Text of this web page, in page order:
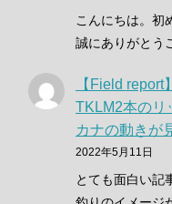
こんにちは。初
誠にありがとう
【Field
TKLM2本のリ
カナの動きが
2022年5月11日
とても面白い記